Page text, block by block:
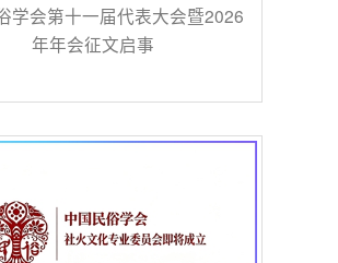
学会第十一届代表大会暨2026
年年会征文启事